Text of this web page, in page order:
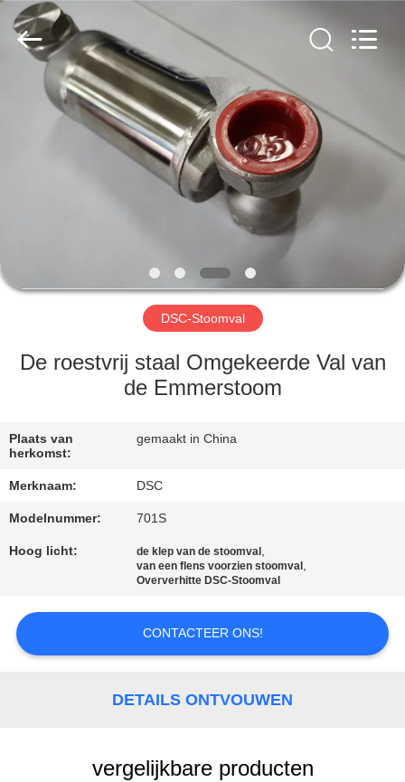
HUIS
PRODUCTEN
FABRIEKSTOCHT
KWALITEITSCONTROLE
CONTACT
ONS
OP
VRAAG
OFFERTE
SITEMAP
Automation
Equipment
Co.,
Ltd..
Reserved.
DSC-Stoomval
De roestvrij staal Omgekeerde Val van
de Emmerstoom
Plaats van
herkomst:
gemaakt in China
Merknaam: DSC
Modelnummer: 701S
Hoog licht: de klep van de stoomval ,
van een flens voorzien stoomval ,
Oververhitte DSC-Stoomval
CONTACTEER ONS!
DETAILS ONTVOUWEN
vergelijkbare producten